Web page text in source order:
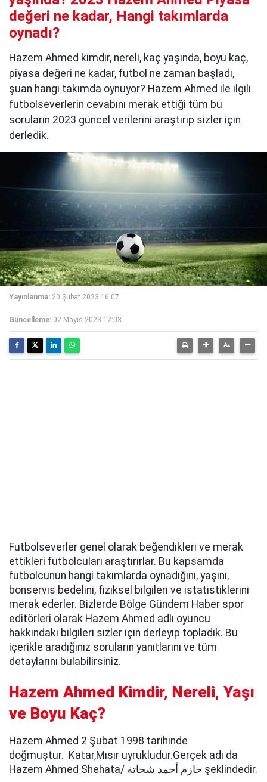
değeri ne kadar, Hangi takımlarda
oynadı?
Hazem Ahmed kimdir, nereli, kaç yaşında, boyu kaç,
piyasa değeri ne kadar, futbol ne zaman başladı,
şuan hangi takımda oynuyor? Hazem Ahmed ile ilgili
futbolseverlerin cevabını merak ettiği tüm bu
soruların 2023 güncel verilerini araştırıp sizler için
derledik.
Yayınlanma: 20 Şubat 2023 16:07
Güncelleme: 02 Mayıs 2023 12:03
Futbolseverler genel olarak beğendikleri ve merak
ettikleri futbolcuları araştırırlar. Bu kapsamda
futbolcunun hangi takımlarda oynadığını, yaşını,
bonservis bedelini, fiziksel bilgileri ve istatistiklerini
merak ederler. Bizlerde Bölge Gündem Haber spor
editörleri olarak Hazem Ahmed adlı oyuncu
hakkındaki bilgileri sizler için derleyip topladık. Bu
içerikle aradığınız soruların yanıtlarını ve tüm
detaylarını bulabilirsiniz.
Hazem Ahmed Kimdir, Nereli, Yaşı
ve Boyu Kaç?
Hazem Ahmed 2 Şubat 1998 tarihinde
doğmuştur. Katar,Mısır uyrukludur.Gerçek adı da
Hazem Ahmed Shehata/ حازم أحمد شحاتة şeklindedir.